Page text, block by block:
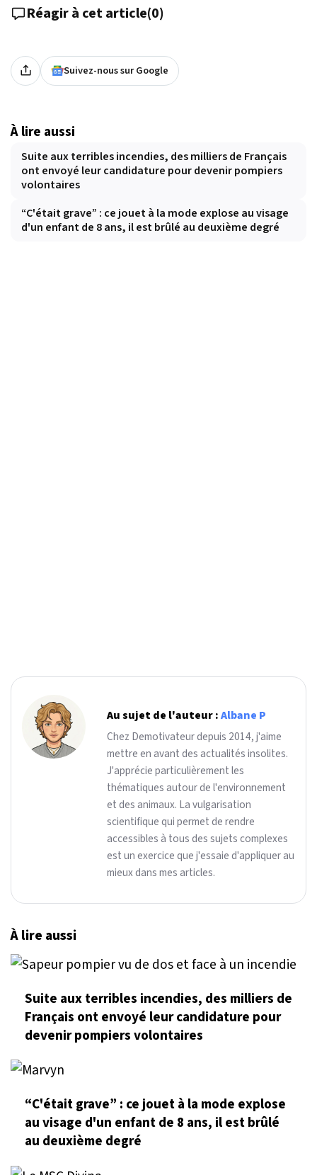
Réagir à cet article(0)
Suivez-nous sur Google
À lire aussi
Suite aux terribles incendies, des milliers de Français
ont envoyé leur candidature pour devenir pompiers
volontaires
“C'était grave” : ce jouet à la mode explose au visage
d'un enfant de 8 ans, il est brûlé au deuxième degré
Au sujet de l'auteur :Albane P
Chez Demotivateur depuis 2014, j'aime
mettre en avant des actualités insolites.
J'apprécie particulièrement les
thématiques autour de l'environnement
et des animaux. La vulgarisation
scientifique qui permet de rendre
accessibles à tous des sujets complexes
est un exercice que j'essaie d'appliquer au
mieux dans mes articles.
À lire aussi
Suite aux terribles incendies, des milliers de
Français ont envoyé leur candidature pour
devenir pompiers volontaires
“C'était grave” : ce jouet à la mode explose
au visage d'un enfant de 8 ans, il est brûlé
au deuxième degré